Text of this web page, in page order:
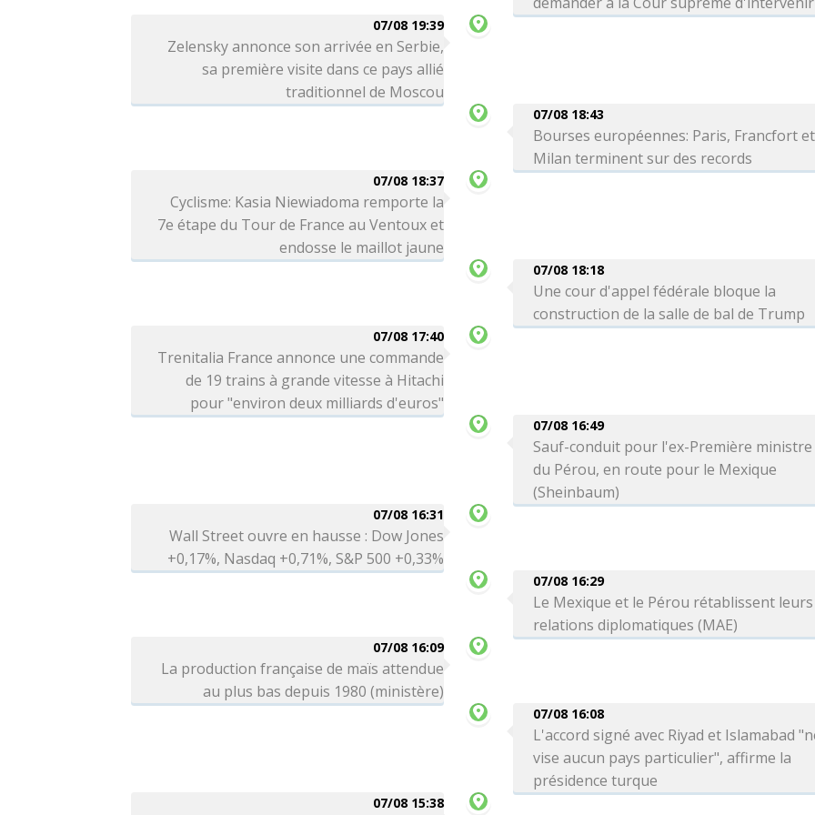
07/08 19:39
Zelensky annonce son arrivée en Serbie,
sa première visite dans ce pays allié
traditionnel de Moscou
07/08 18:43
Bourses européennes: Paris, Francfort et
Milan terminent sur des records
07/08 18:37
Cyclisme: Kasia Niewiadoma remporte la
7e étape du Tour de France au Ventoux et
endosse le maillot jaune
07/08 18:18
Une cour d'appel fédérale bloque la
construction de la salle de bal de Trump
07/08 17:40
Trenitalia France annonce une commande
de 19 trains à grande vitesse à Hitachi
pour "environ deux milliards d'euros"
07/08 16:49
Sauf-conduit pour l'ex-Première ministre
du Pérou, en route pour le Mexique
(Sheinbaum)
07/08 16:31
Wall Street ouvre en hausse : Dow Jones
+0,17%, Nasdaq +0,71%, S&P 500 +0,33%
07/08 16:29
Le Mexique et le Pérou rétablissent leurs
relations diplomatiques (MAE)
07/08 16:09
La production française de maïs attendue
au plus bas depuis 1980 (ministère)
07/08 16:08
L'accord signé avec Riyad et Islamabad
vise aucun pays particulier", affirme la
présidence turque
07/08 15:38